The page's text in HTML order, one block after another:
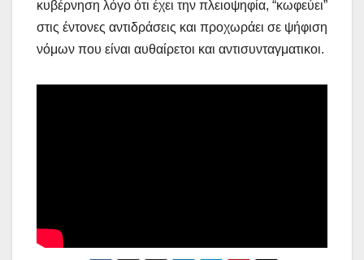
κυβέρνηση λόγο ότι έχει την πλειοψηφία, “κωφεύει”
στις έντονες αντιδράσεις και προχωράει σε ψήφιση
νόμων που είναι αυθαίρετοι και αντισυνταγματικοι.